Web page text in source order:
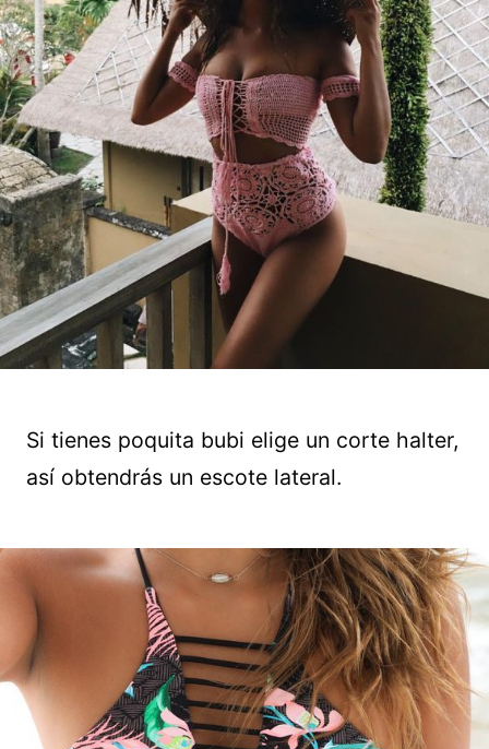
Si tienes poquita bubi elige un corte halter,
así obtendrás un escote lateral.